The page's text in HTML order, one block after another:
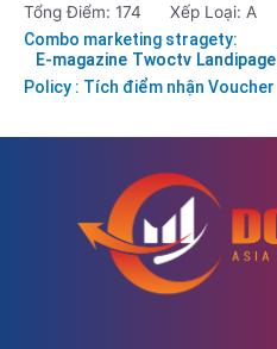
Tổng Điểm: 174
Xếp Loại: A
Combo marketing stragety:
E-magazine Twoctv Landipage
Policy : Tích điểm nhận Voucher